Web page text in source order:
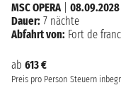
ab 613 €
Preis pro Person Steuern
MSC OPERA| 08.09.2028
Dauer: 7 nächte
Abfahrt von: Fort de